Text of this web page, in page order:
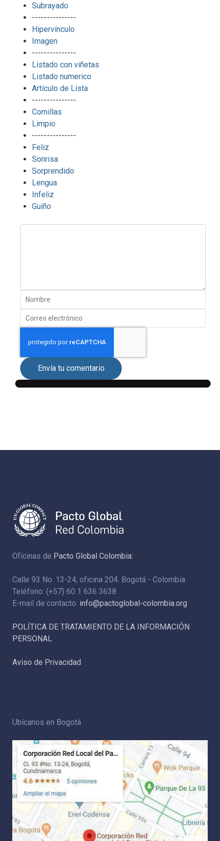
Subrayado
---------------
Hipervínculo
Imagen
---------------
Listado con viñetas
Listado numerico
Artículo de Lista
---------------
Comillas
Limpio
---------------
Feliz
Sonrisa
Sorprendido
Lengua
Infeliz
Guiño
Envía tu comentario
Oficinas de Pacto Global Colombia:
Calle 93 No. 13-24, oficina 204. Bogotá - Colombia
Teléfono: (+57) 60 1 636 3638
E-mail de contacto: info@pactoglobal-colombia.org
POLÍTICA DE TRATAMIENTO DE LA INFORMACIÓN
PERSONAL
Aviso de Privacidad
Ubícanos en Bogotá